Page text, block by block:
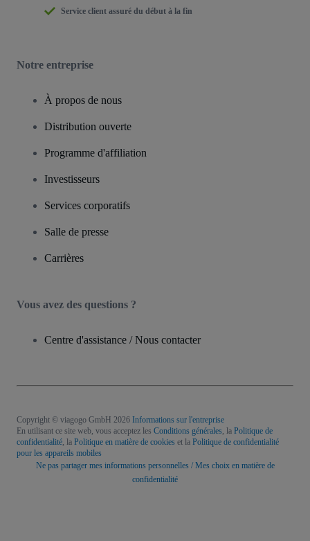
Service client assuré du début à la fin
Notre entreprise
À propos de nous
Distribution ouverte
Programme d'affiliation
Investisseurs
Services corporatifs
Salle de presse
Carrières
Vous avez des questions ?
Centre d'assistance / Nous contacter
Copyright © viagogo GmbH 2026 Informations sur l'entreprise
En utilisant ce site web, vous acceptez les Conditions générales, la Politique de
confidentialité, la Politique en matière de cookies et la Politique de confidentialité
pour les appareils mobiles
Ne pas partager mes informations personnelles / Mes choix en matière de
confidentialité